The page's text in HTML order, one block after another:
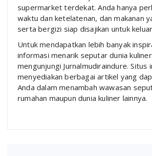
supermarket terdekat. Anda hanya
waktu dan ketelatenan, dan makanan
serta bergizi siap disajikan untuk
Untuk mendapatkan lebih banyak
informasi menarik seputar dunia
mengunjungi Jurnalmudiraindure. Situs
menyediakan berbagai artikel yang
Anda dalam menambah wawasan
rumahan maupun dunia kuliner lainnya.